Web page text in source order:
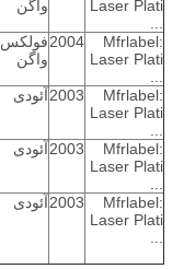
Laser Plati
...
واگن
Mfrlabel:
Laser Plati
...
2004فولکس
واگن
Mfrlabel:
Laser Plati
...
2003آئودی
Mfrlabel:
Laser Plati
...
2003آئودی
Mfrlabel:
Laser Plati
...
2003آئودی